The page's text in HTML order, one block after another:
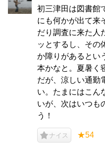
初三津田は図書
にも何かが出て来
だり調査に来た人
ッとするし、その
か障りがあるとい
本かなと。夏暑く
だが、涼しい通勤
い。たまにはこん
いが、次はいつも
う！
ナイス ★54